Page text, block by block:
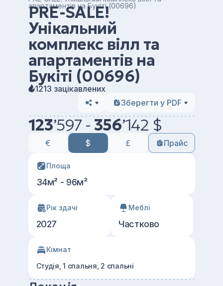
апартаментів на Букіті (00696)
PRE-SALE!
Унікальний
комплекс вілл та
апартаментів на
Букіті (00696)
1213 зацікавлених
Зберегти у PDF
123’597 - 356’142 $
€ $ £ Прайс
Площа
34м² - 96м²
Рік здачі
2027
Меблі
Частково
Кімнат
Студія, 1 спальня, 2 спальні